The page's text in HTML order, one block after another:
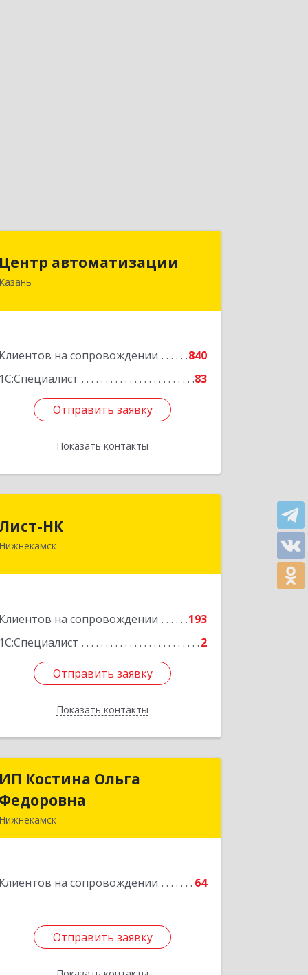
Центр автоматизации
Казань
Клиентов на сопровождении
840
1С:Специалист
83
Отправить заявку
Показать контакты
420133, Татарстан Респ, Казань г,
Отправить заявку
Назад
НК
Нижнекамск
Клиентов на сопровождении
193
1С:Специалист
2
Отправить заявку
Показать контакты
Подробнее
Отправить заявку
Назад
ИП Костина Ольга
Федоровна
Нижнекамск
Клиентов на сопровождении 64
Отправить заявку
ИП Костина Ольга
Отправить заявку